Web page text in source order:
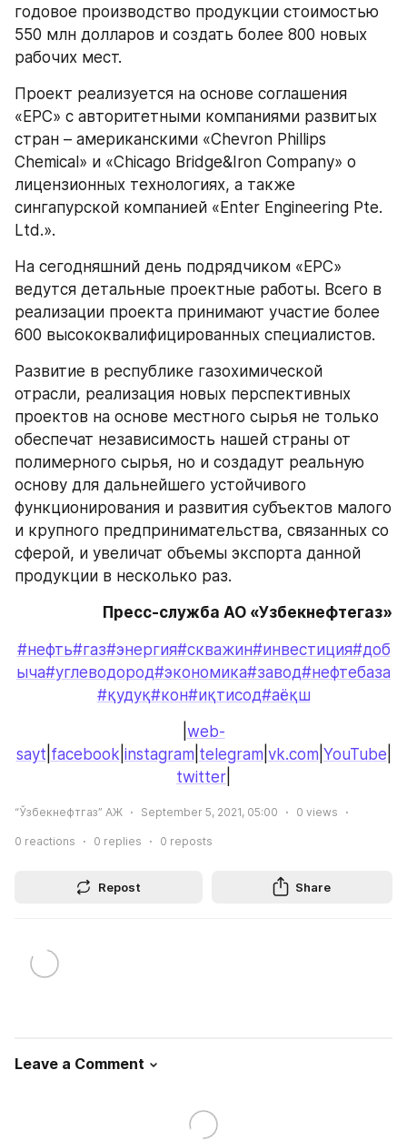
годовое производство продукции стоимостью
550 млн долларов и создать более 800 новых
рабочих мест.
Проект реализуется на основе соглашения
«EPC» с авторитетными компаниями развитых
стран – американскими «Chevron Phillips
Chemical» и «Chicago Bridge&Iron Company» о
лицензионных технологиях, а также
сингапурской компанией «Enter Engineering Pte.
Ltd.».
На сегодняшний день подрядчиком «EPC»
ведутся детальные проектные работы. Всего в
реализации проекта принимают участие более
600 высококвалифицированных специалистов.
Развитие в республике газохимической
отрасли, реализация новых перспективных
проектов на основе местного сырья не только
обеспечат независимость нашей страны от
полимерного сырья, но и создадут реальную
основу для дальнейшего устойчивого
функционирования и развития субъектов малого
и крупного предпринимательства, связанных со
сферой, и увеличат объемы экспорта данной
продукции в несколько раз.
Пресс-служба АО «Узбекнефтегаз»
#нефть#газ#энергия#скважин#инвестиция#доб
ыча#углеводород#экономика#завод#нефтебаза
#қудуқ#кон#иқтисод#аёқш
web-
sayt facebook instagram telegram vk.com YouTube
twitter
“Ўзбекнефтгаз” АЖ September 5, 2021, 05:00 0 views
0 reactions 0 replies 0 reposts
Repost Share
Leave a Comment